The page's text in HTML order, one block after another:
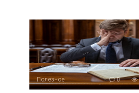
Полезное 0